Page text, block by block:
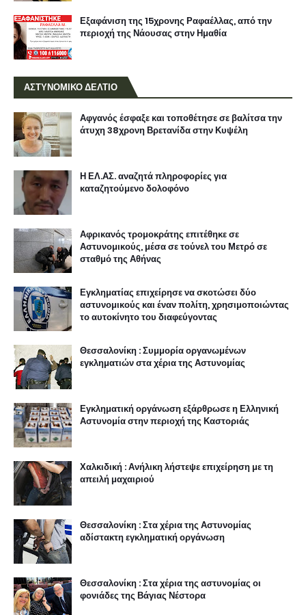
Εξαφάνιση της 15χρονης Ραφαέλλας, από την
περιοχή της Νάουσας στην Ημαθία
ΑΣΤΥΝΟΜΙΚΟ ΔΕΛΤΙΟ
Αφγανός έσφαξε και τοποθέτησε σε βαλίτσα την
άτυχη 38χρονη Βρετανίδα στην Κυψέλη
Η ΕΛ.ΑΣ. αναζητά πληροφορίες για
καταζητούμενο δολοφόνο
Αφρικανός τρομοκράτης επιτέθηκε σε
Αστυνομικούς, μέσα σε τούνελ του Μετρό σε
σταθμό της Αθήνας
Εγκληματίας επιχείρησε να σκοτώσει δύο
αστυνομικούς και έναν πολίτη, χρησιμοποιώντας
το αυτοκίνητο του διαφεύγοντας
Θεσσαλονίκη : Συμμορία οργανωμένων
εγκληματιών στα χέρια της Αστυνομίας
Εγκληματική οργάνωση εξάρθρωσε η Ελληνική
Αστυνομία στην περιοχή της Καστοριάς
Χαλκιδική : Ανήλικη λήστεψε επιχείρηση με τη
απειλή μαχαιριού
Θεσσαλονίκη : Στα χέρια της Αστυνομίας
αδίστακτη εγκληματική οργάνωση
Θεσσαλονίκη : Στα χέρια της αστυνομίας οι
φονιάδες της Βάγιας Νέστορα